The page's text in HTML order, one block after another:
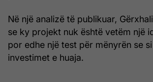
Në një analizë të publikuar,
se ky projekt nuk është vetëm një
por edhe një test për mënyrën se
investimet e huaja.